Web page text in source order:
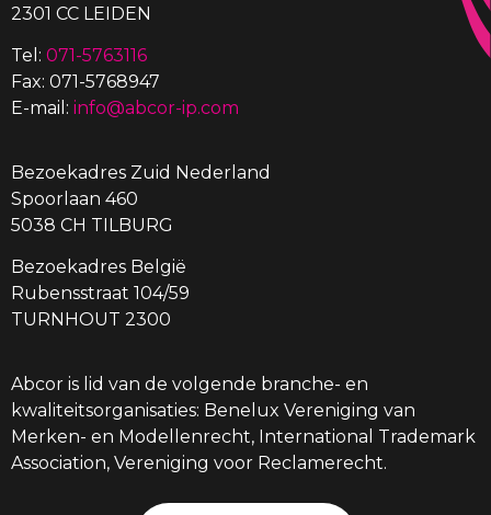
2301 CC LEIDEN
Tel: 071-5763116
Fax: 071-5768947
E-mail: info@abcor-ip.com
Bezoekadres Zuid Nederland
Spoorlaan 460
5038 CH TILBURG
Bezoekadres België
Rubensstraat 104/59
TURNHOUT 2300
Abcor is lid van de volgende branche- en
kwaliteitsorganisaties: Benelux Vereniging van
Merken- en Modellenrecht, International Trademark
Association, Vereniging voor Reclamerecht.